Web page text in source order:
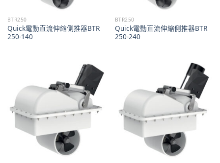
BTR250
Quick電動直流伸縮側推器BTR
250-140
BTR250
Quick電動直流伸縮側推器BTR
250-240